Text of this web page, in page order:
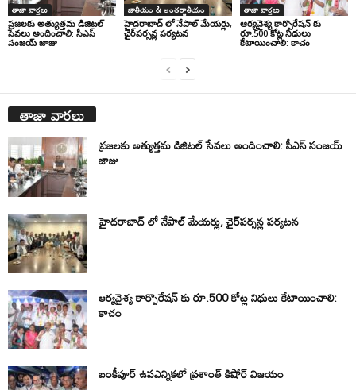
తాజా వార్తలు
ప్రజలకు అత్యుత్తమ డిజిటల్
సేవలు అందించాలి: సీఎస్
సంజయ్ జాజు
జాతీయం & అంతర్జాతీయం
హైదరాబాద్ లో నేపాల్ మేయర్లు,
ఛైర్‌పర్సన్ల పర్యటన
తాజా వార్తలు
ఆర్యవైశ్య కార్పొరేషన్ కు
రూ.500 కోట్ల నిధులు
కేటాయించాలి: కాచం
తాజా వార్తలు
ప్రజలకు అత్యుత్తమ డిజిటల్ సేవలు అందించాలి: సీఎస్ సంజయ్
జాజు
హైదరాబాద్ లో నేపాల్ మేయర్లు, ఛైర్‌పర్సన్ల పర్యటన
ఆర్యవైశ్య కార్పొరేషన్ కు రూ.500 కోట్ల నిధులు కేటాయించాలి:
కాచం
బంకీపూర్ ఉపఎన్నికలో ప్రశాంత్ కిషోర్ విజయం